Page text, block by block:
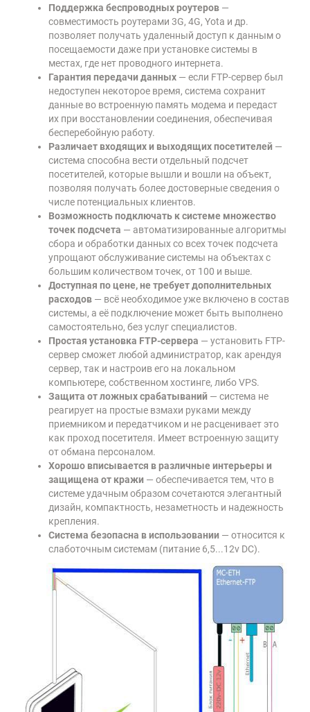
Поддержка беспроводных роутеров —
совместимость роутерами 3G, 4G, Yota и др.
позволяет получать удаленный доступ к данным о
посещаемости даже при установке системы в
местах, где нет проводного интернета.
Гарантия передачи данных — если FTP-сервер был
недоступен некоторое время, система сохранит
данные во встроенную память модема и передаст
их при восстановлении соединения, обеспечивая
бесперебойную работу.
Различает входящих и выходящих посетителей —
система способна вести отдельный подсчет
посетителей, которые вышли и вошли на объект,
позволяя получать более достоверные сведения о
числе потенциальных клиентов.
Возможность подключать к системе множество
точек подсчета — автоматизированные алгоритмы
сбора и обработки данных со всех точек подсчета
упрощают обслуживание системы на объектах с
большим количеством точек, от 100 и выше.
Доступная по цене, не требует дополнительных
расходов — всё необходимое уже включено в состав
системы, а её подключение может быть выполнено
самостоятельно, без услуг специалистов.
Простая установка FTP-сервера — установить FTP-
сервер сможет любой администратор, как арендуя
сервер, так и настроив его на локальном
компьютере, собственном хостинге, либо VPS.
Защита от ложных срабатываний — система не
реагирует на простые взмахи руками между
приемником и передатчиком и не расценивает это
как проход посетителя. Имеет встроенную защиту
от обмана персоналом.
Хорошо вписывается в различные интерьеры и
защищена от кражи — обеспечивается тем, что в
системе удачным образом сочетаются элегантный
дизайн, компактность, незаметность и надежность
крепления.
Система безопасна в использовании — относится к
слаботочным системам (питание 6,5...12v DC).